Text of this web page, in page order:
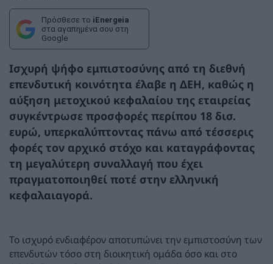
Πρόσθεσε το iEnergeia
στα αγαπημένα σου στη
Google
Ισχυρή ψήφο εμπιστοσύνης από τη διεθνή
επενδυτική κοινότητα έλαβε η ΔΕΗ, καθώς η
αύξηση μετοχικού κεφαλαίου της εταιρείας
συγκέντρωσε προσφορές περίπου 18 δισ.
ευρώ, υπερκαλύπτοντας πάνω από τέσσερις
φορές τον αρχικό στόχο και καταγράφοντας
τη μεγαλύτερη συναλλαγή που έχει
πραγματοποιηθεί ποτέ στην ελληνική
κεφαλαιαγορά.
Το ισχυρό ενδιαφέρον αποτυπώνει την εμπιστοσύνη των
επενδυτών τόσο στη διοικητική ομάδα όσο και στο